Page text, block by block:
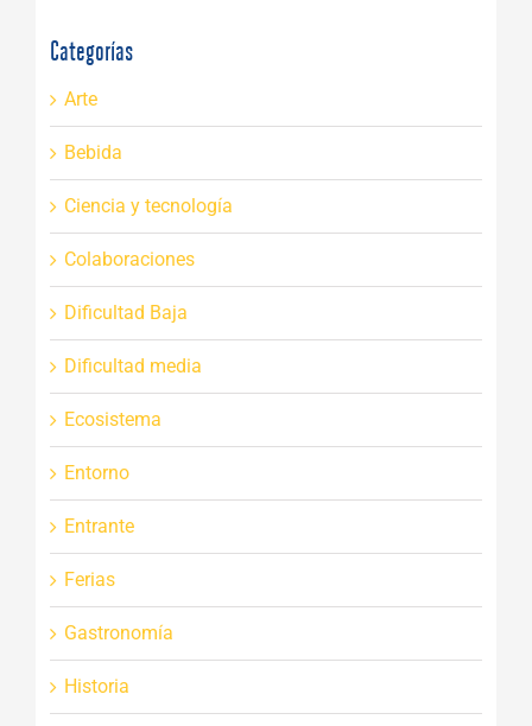
Categorías
Arte
Bebida
Ciencia y tecnología
Colaboraciones
Dificultad Baja
Dificultad media
Ecosistema
Entorno
Entrante
Ferias
Gastronomía
Historia